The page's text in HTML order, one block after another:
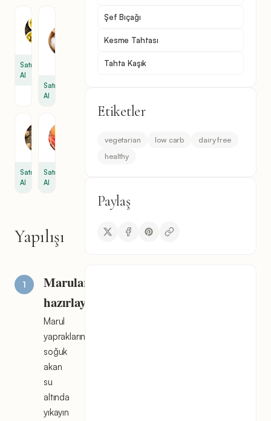
Satın
Al
Satın
Al
Satın
Al
Satın
Al
Yapılışı
Maruları
hazırlayın
Marul
yapraklarını
soğuk
akan
su
altında
yıkayın
Şef Bıçağı
Kesme Tahtası
Tahta Kaşık
Etiketler
vegetarian low carb
dairy free
healthy
Paylaş